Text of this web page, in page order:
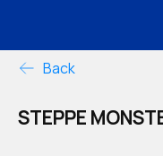
Back
STEPPE